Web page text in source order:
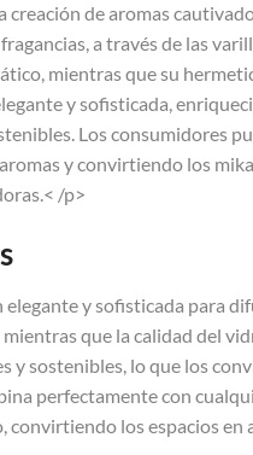
creación de aromas
a través de las
mientras que su
y sofisticada,
Los consumidores
y convirtiendo los
/p>
y sofisticada para
que la calidad del
sostenibles, lo que los
perfectamente con
los espacios en